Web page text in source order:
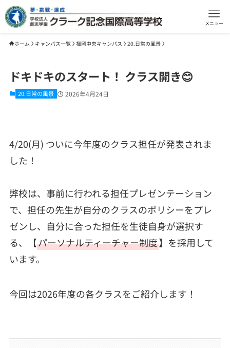
メニュー
ホーム キャンパス一覧 福岡中央キャンパス 20.日常の風景
ドキドキのスタート！ クラス開き😊
20.日常の風景 2026年4月24日
4/20(月) ついに今年度のクラス担任が発表されま
した！
弊校は、事前に行われる担任プレゼンテーション
で、担任の先生が自分のクラスのポリシーをプレ
ゼンし、自分に合った担任を生徒自身が選択す
る、【パーソナルティーチャー制度】を採用して
います。
今回は2026年度の各クラスをご紹介します！